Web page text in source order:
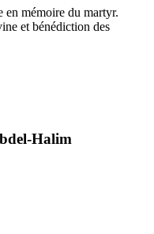
en mémoire du martyr.
et bénédiction des
Halim